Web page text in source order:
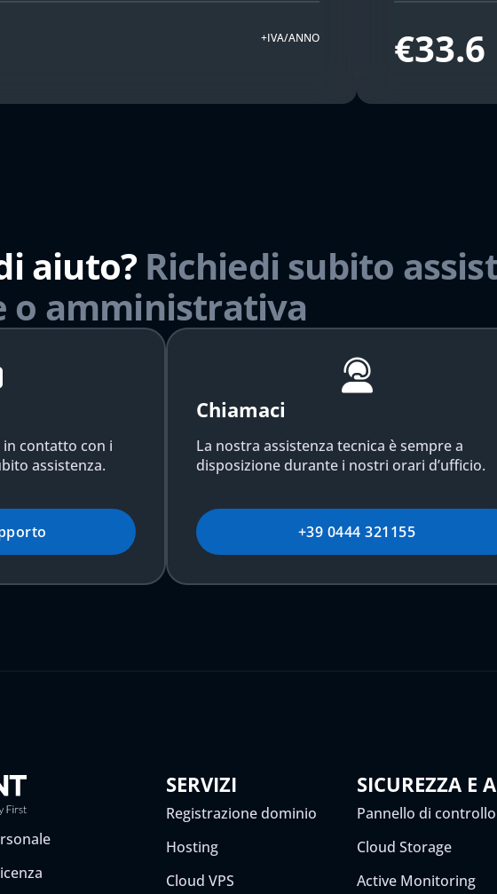
+IVA/ANNO €33.6
aiuto? Richiedi subito
o amministrativa
contatto con i
assistenza.
Chiamaci
La nostra assistenza tecnica è sempre a
disposizione durante i nostri orari d’ufficio.
+39 0444 321155
SERVIZI
Registrazione dominio
Hosting
Cloud VPS
SICUREZZA E
Pannello di controllo
Cloud Storage
Active Monitoring